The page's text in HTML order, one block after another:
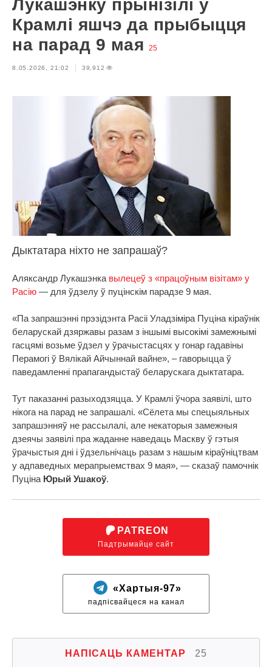
Лукашэнку прынізілі ў
Крамлі яшчэ да прыбыцця
на парад 9 мая
25
8.05.2026, 21:02 39,912
Дыктатара ніхто не запрашаў?
Аляксандр Лукашэнка вылецеў з «працоўным візітам» у
Расію — для ўдзелу ў пуцінскім парадзе 9 мая.
«Па запрашэнні прэзідэнта Расіі Уладзіміра Пуціна кіраўнік
беларускай дзяржавы разам з іншымі высокімі замежнымі
гасцямі возьме ўдзел у ўрачыстасцях у гонар гадавіны
Перамогі ў Вялікай Айчыннай вайне», – гаворыцца ў
паведамленні прапагандыстаў беларускага дыктатара.
Тут паказанні разыходзяцца. У Крамлі ўчора заявілі, што
нікога на парад не запрашалі. «Сёлета мы спецыяльных
запрашэнняў не рассылалі, але некаторыя замежныя
дзеячы заявілі пра жаданне наведаць Маскву ў гэтыя
ўрачыстыя дні і ўдзельнічаць разам з нашым кіраўніцтвам
у адпаведных мерапрыемствах 9 мая», — сказаў памочнік
Пуціна Юрый Ушакоў.
PATREON
Падтрымайце сайт
«Хартыя-97»
падпісвайцеся на канал
НАПІСАЦЬ КАМЕНТАР 25